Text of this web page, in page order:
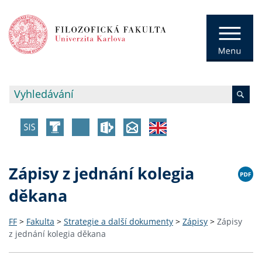
Zápisy z jednání kolegia
děkana
FF > Fakulta > Strategie a další dokumenty > Zápisy > Zápisy
z jednání kolegia děkana